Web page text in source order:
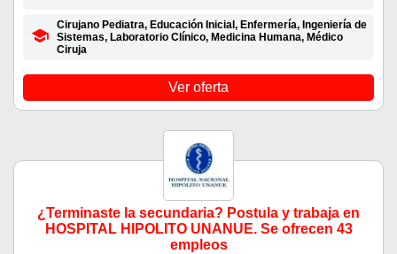
Cirujano Pediatra, Educación Inicial, Enfermería, Ingeniería de
Sistemas, Laboratorio Clínico, Medicina Humana, Médico
Ciruja
Ver oferta
¿Terminaste la secundaria? Postula y trabaja en
HOSPITAL HIPOLITO UNANUE. Se ofrecen 43
empleos